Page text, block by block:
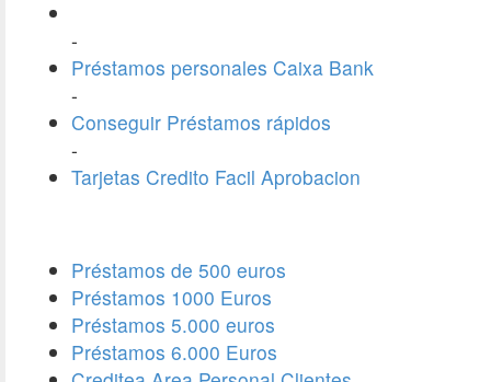
-
Préstamos personales Caixa Bank
-
Conseguir Préstamos rápidos
-
Tarjetas Credito Facil Aprobacion
Préstamos de 500 euros
Préstamos 1000 Euros
Préstamos 5.000 euros
Préstamos 6.000 Euros